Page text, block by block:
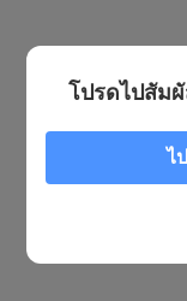
โปรดไปสัม
ไ